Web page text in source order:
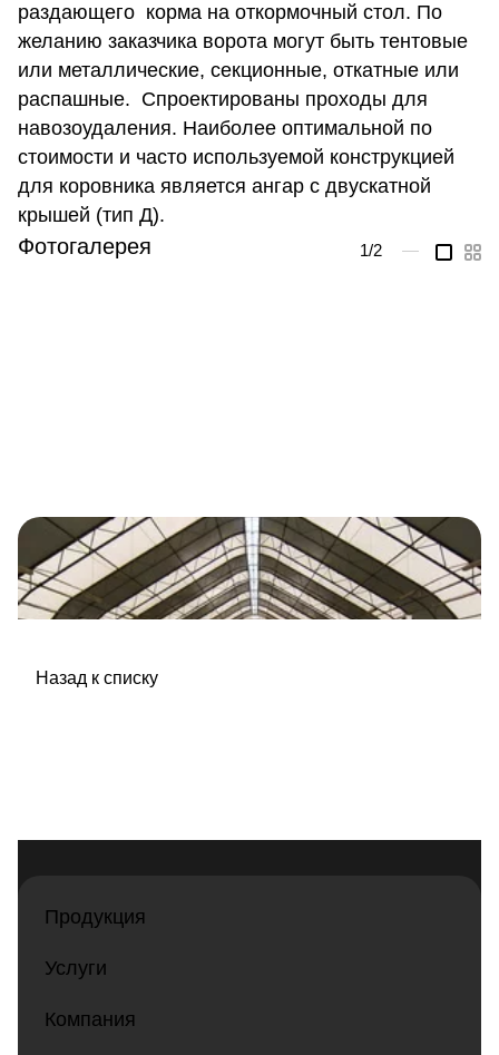
раздающего корма на откормочный стол. По
желанию заказчика ворота могут быть тентовые
или металлические, секционные, откатные или
распашные. Спроектированы проходы для
навозоудаления. Наиболее оптимальной по
стоимости и часто используемой конструкцией
для коровника является ангар с двускатной
крышей (тип Д).
Фотогалерея 1/2 —
Назад к списку
Продукция
Услуги
Компания